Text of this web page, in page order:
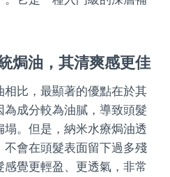
焗油，其清爽感更佳
比，最顯著的優點在於其
成分較為油膩，導致頭髮
。但是，納米水療焗油透
會在頭髮表面留下過多殘
覺更輕盈、更透氣，非常